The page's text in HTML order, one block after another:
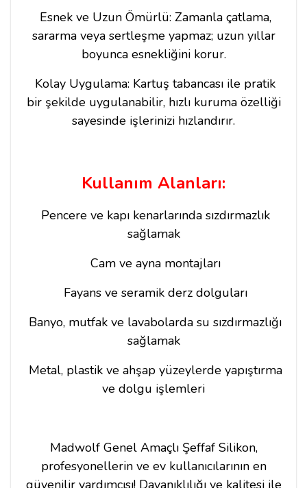
Esnek ve Uzun Ömürlü: Zamanla çatlama,
sararma veya sertleşme yapmaz; uzun yıllar
boyunca esnekliğini korur.
Kolay Uygulama: Kartuş tabancası ile pratik
bir şekilde uygulanabilir, hızlı kuruma özelliği
sayesinde işlerinizi hızlandırır.
Kullanım Alanları:
Pencere ve kapı kenarlarında sızdırmazlık
sağlamak
Cam ve ayna montajları
Fayans ve seramik derz dolguları
Banyo, mutfak ve lavabolarda su sızdırmazlığı
sağlamak
Metal, plastik ve ahşap yüzeylerde yapıştırma
ve dolgu işlemleri
Madwolf Genel Amaçlı Şeffaf Silikon,
profesyonellerin ve ev kullanıcılarının en